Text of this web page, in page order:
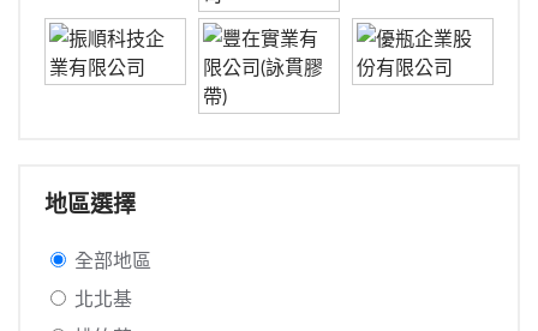
地區選擇
全部地區
北北基